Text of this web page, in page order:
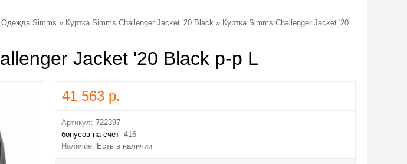
Одежда Simms » Куртка Simms Challenger Jacket '20 Black » Куртка Simms Challenger Jacket '20
Jacket '20 Black р-р L
41 563 р.
Артикул: 722397
бонусов на счет 416
Наличие: Есть в наличии